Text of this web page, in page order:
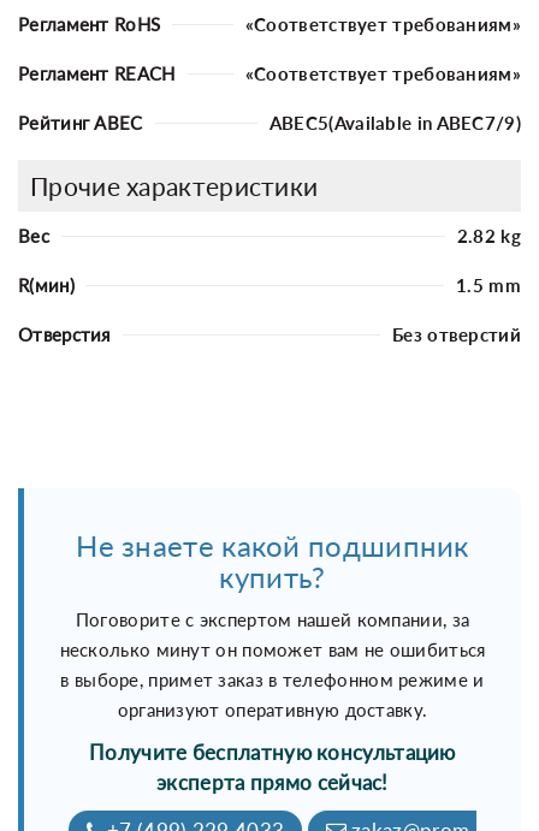
Регламент RoHS «Соответствует требованиям»
Регламент REACH «Соответствует требованиям»
Рейтинг ABEC ABEC5(Available in ABEC7/9)
Прочие характеристики
Вес 2.82 kg
R(мин) 1.5 mm
Отверстия Без отверстий
Не знаете какой подшипник
купить?
Поговорите с экспертом нашей компании, за
несколько минут он поможет вам не ошибиться
в выборе, примет заказ в телефонном режиме и
организуют оперативную доставку.
Получите бесплатную консультацию
эксперта прямо сейчас!